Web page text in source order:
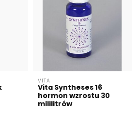
VITA
Vita Syntheses 16
hormon wzrostu 30
mililitrów